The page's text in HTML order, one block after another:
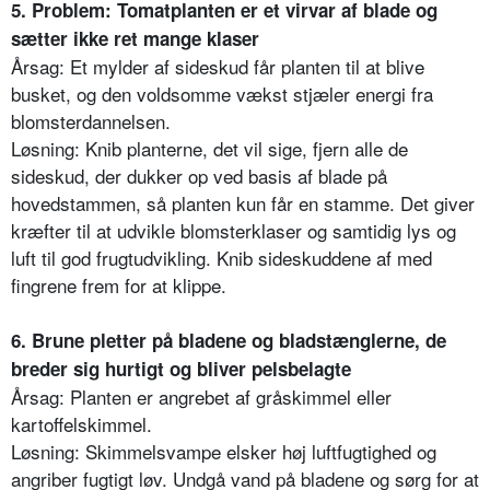
5. Problem: Tomatplanten er et virvar af blade og
sætter ikke ret mange klaser
Årsag: Et mylder af sideskud får planten til at blive
busket, og den voldsomme vækst stjæler energi fra
blomsterdannelsen.
Løsning: Knib planterne, det vil sige, fjern alle de
sideskud, der dukker op ved basis af blade på
hovedstammen, så planten kun får en stamme. Det giver
kræfter til at udvikle blomsterklaser og samtidig lys og
luft til god frugtudvikling. Knib sideskuddene af med
fingrene frem for at klippe.
6. Brune pletter på bladene og bladstænglerne, de
breder sig hurtigt og bliver pelsbelagte
Årsag: Planten er angrebet af gråskimmel eller
kartoffelskimmel.
Løsning: Skimmelsvampe elsker høj luftfugtighed og
angriber fugtigt løv. Undgå vand på bladene og sørg for at